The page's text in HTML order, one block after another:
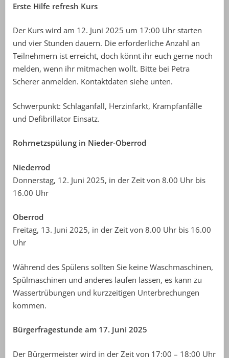
Erste Hilfe refresh Kurs
Der Kurs wird am 12. Juni 2025 um 17:00 Uhr starten
und vier Stunden dauern. Die erforderliche Anzahl an
Teilnehmern ist erreicht, doch könnt ihr euch gerne noch
melden, wenn ihr mitmachen wollt. Bitte bei Petra
Scherer anmelden. Kontaktdaten siehe unten.
Schwerpunkt: Schlaganfall, Herzinfarkt, Krampfanfälle
und Defibrillator Einsatz.
Rohrnetzspülung in Nieder-Oberrod
Niederrod
Donnerstag, 12. Juni 2025, in der Zeit von 8.00 Uhr bis
16.00 Uhr
Oberrod
Freitag, 13. Juni 2025, in der Zeit von 8.00 Uhr bis 16.00
Uhr
Während des Spülens sollten Sie keine Waschmaschinen,
Spülmaschinen und anderes laufen lassen, es kann zu
Wassertrübungen und kurzzeitigen Unterbrechungen
kommen.
Bürgerfragestunde am 17. Juni 2025
Der Bürgermeister wird in der Zeit von 17:00 – 18:00 Uhr